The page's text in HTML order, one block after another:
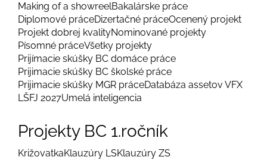
Making of a showreelBakalárske práce
Diplomové práceDizertačné práceOcenený projekt
Projekt dobrej kvalityNominované projekty
Písomné práceVšetky projekty
Prijímacie skúšky BC domáce práce
Prijimacie skúšky BC školské práce
Prijimacie skúšky MGR práceDatabáza assetov VFX
LŠFJ 2027Umelá inteligencia
Projekty BC 1.ročník
KrižovatkaKlauzúry LSKlauzúry ZS